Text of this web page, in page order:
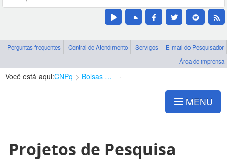
Perguntas frequentes Central de Atendimento Serviços
E-mail do Pesquisador
Área de imprensa
Você está aqui:CNPq Bolsas e Auxílios Vigentes
MENU
Projetos de Pesquisa